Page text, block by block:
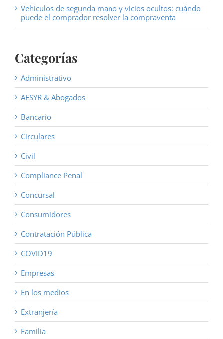
Vehículos de segunda mano y vicios ocultos: cuándo
puede el comprador resolver la compraventa
Categorías
Administrativo
AESYR & Abogados
Bancario
Circulares
Civil
Compliance Penal
Concursal
Consumidores
Contratación Pública
COVID19
Empresas
En los medios
Extranjería
Familia